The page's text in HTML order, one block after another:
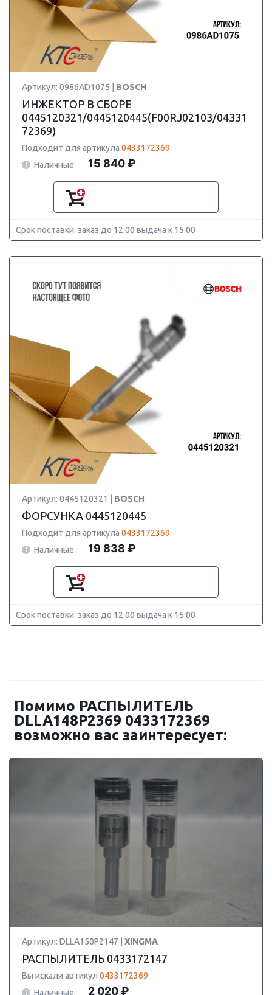
Артикул: 0986AD1075 | BOSCH
ИНЖЕКТОР В СБОРЕ
0445120321/0445120445(F00RJ02103/04331
72369)
Подходит для артикула 0433172369
Наличные:
15 840 ₽
Срок поставки: заказ до 12:00 выдача к 15:00
Артикул: 0445120321 | BOSCH
ФОРСУНКА 0445120445
Подходит для артикула 0433172369
Наличные:
19 838 ₽
Срок поставки: заказ до 12:00 выдача к 15:00
Помимо РАСПЫЛИТЕЛЬ
DLLA148P2369 0433172369
возможно вас заинтересует:
Артикул: DLLA150P2147 | XINGMA
РАСПЫЛИТЕЛЬ 0433172147
Вы искали артикул 0433172369
Наличные:
2 020 ₽